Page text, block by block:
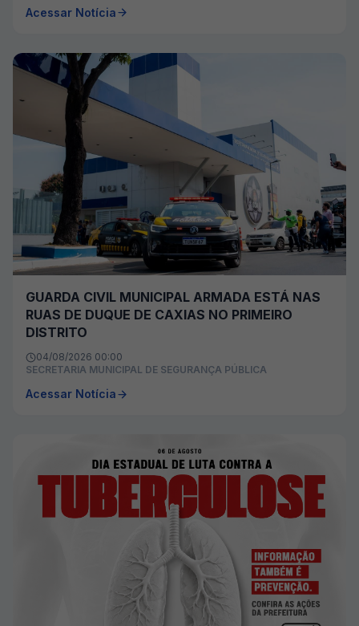
Acessar Notícia
GUARDA CIVIL MUNICIPAL ARMADA ESTÁ NAS
RUAS DE DUQUE DE CAXIAS NO PRIMEIRO
DISTRITO
04/08/2026 00:00
SECRETARIA MUNICIPAL DE SEGURANÇA PÚBLICA
Acessar Notícia